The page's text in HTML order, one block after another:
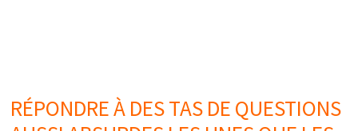
RÉPONDRE À DES TAS DE QUESTIONS